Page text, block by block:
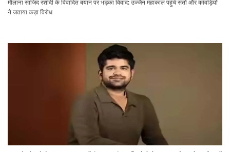
मौलाना साजिद रशीदी के विवादित बयान पर भड़का विवाद: उज्जैन महाकाल पहुंचे संतों और कांवड़ियों
ने जताया कड़ा विरोध